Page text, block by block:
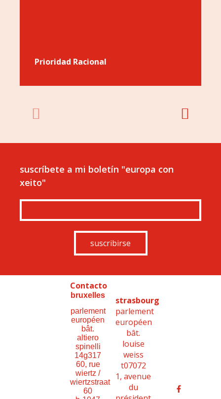
Prioridad Racional
suscríbete a mi boletín "europa con
xeito"
suscribirse
Contacto
bruxelles
parlement
européen
bât.
altiero
spinelli
14g317
60, rue
wiertz /
wiertzstraat
60
strasbourg
parlement
européen
bât.
louise
weiss
t07072
1, avenue
du